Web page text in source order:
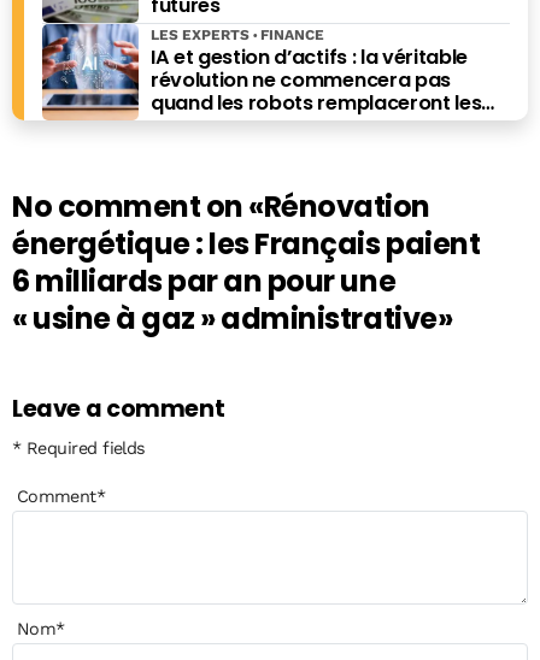
IA et gestion d’actifs : la véritable
révolution ne commencera pas
quand les robots remplaceront les
financiers. Elle commencera quand ils
LES EXPERTS FINANCE
No comment on«Rénovation
énergétique : les Français paient
6 milliards par an pour une
« usine à gaz » administrative»
Leave a comment
* Required fields
Comment*
Nom*